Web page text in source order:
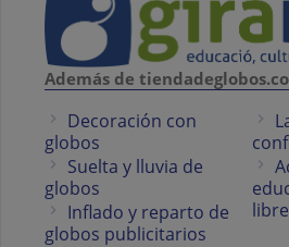
Además de
Decoración con
globos
Suelta y lluvia de
globos
Inflado y reparto de
globos publicitarios
libre